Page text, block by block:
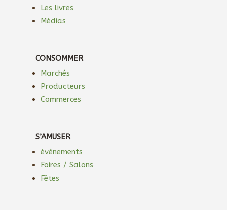
Les livres
Médias
CONSOMMER
Marchés
Producteurs
Commerces
S’AMUSER
évènements
Foires / Salons
Fêtes